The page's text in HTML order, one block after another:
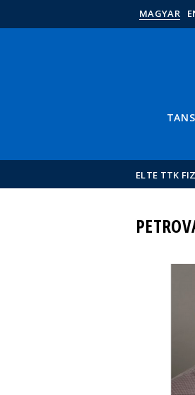
MAGYAR
ELTE TTK